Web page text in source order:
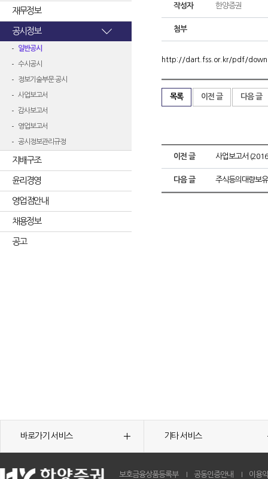
재무정보
공시정보
일반공시
수시공시
정보기술부문 공시
사업보고서
감사보고서
영업보고서
공시정보관리규정
지배구조
윤리경영
영업점안내
채용정보
공고
작성자 한양증권
첨부
http://dart.fss.or.kr/pdf/
목록 이전 글 다음 글
이전 글 사업보고서
다음 글 주식등의대량보
바로가기 서비스 기타 서비스
보호금융상품등록부 공동인증안내 이용